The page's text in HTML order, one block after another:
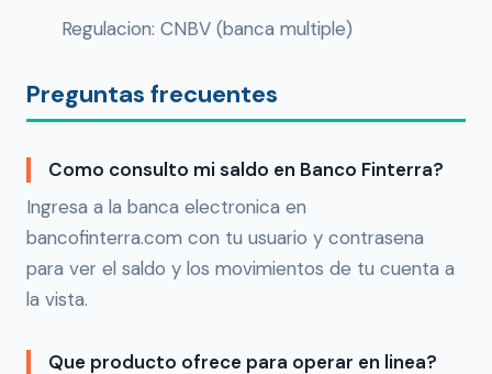
Regulacion: CNBV (banca multiple)
Preguntas frecuentes
Como consulto mi saldo en Banco Finterra?
Ingresa a la banca electronica en
bancofinterra.com con tu usuario y contrasena
para ver el saldo y los movimientos de tu cuenta a
la vista.
Que producto ofrece para operar en linea?